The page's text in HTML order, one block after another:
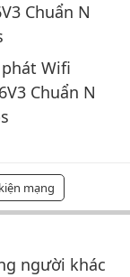
Wifi
Chuẩn N
mạng
người khác